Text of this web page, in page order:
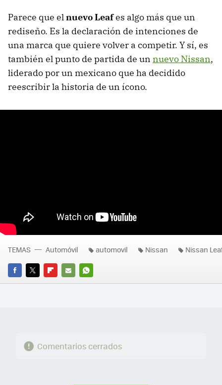
Parece que elnuevo Leafes algo más que un
rediseño. Es la declaración de intenciones de
una marca que quiere volver a competir. Y sí, es
también el punto de partida de un nuevo Nissan,
liderado por un mexicano que ha decidido
reescribir la historia de un ícono.
FACEBOOK
TWITTERFLIPBOARD
E-
WHATSAPP
TEMAS Automóvil automovil Nissan Nissan
Comentarios cerrados